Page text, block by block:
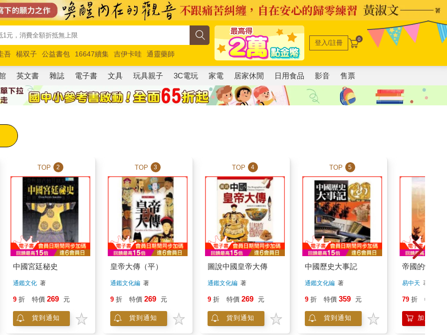
吾 楊双子 公益書包 16647續集 吉伊卡哇
通靈藥師
路邊攤新作
馬斯克 玩具總動員5 超慢跑
登入/註冊 0
英文書 雜誌 電子書 文具 玩具親子 3C電玩 家電 居家休閒 日用食品 影音 售票
TOP 2
中國宮廷秘史
通鑑文化著
9 折 特價 269 元
貨到通知
TOP 3
皇帝大傳（平）
通鑑文化編著
9 折 特價 269 元
貨到通知
TOP 4
圖說中國皇帝大傳
通鑑文化編著
9 折 特價 269 元
貨到通知
TOP 5
中國歷史大事記
通鑑文化編著
9 折 特價 359 元
貨到通知
帝國的惆悵
易中天 著
79 折 特價
加入購物